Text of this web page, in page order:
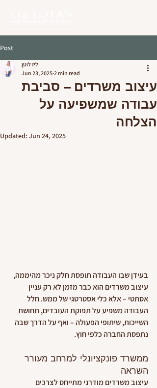
Post
עיצוב משרדים – סביבת
עבודה שמשפיעה על
הצלחה
ליז לוטן
Jun 23, 2025 2 min read
Updated: Jun 24, 2025
בעידן שבו העבודה תופסת חלק ניכר מהיממה,
עיצוב משרדים הוא כבר מזמן לא רק עניין
אסתטי – אלא כלי אסטרטגי של ממש. חלל
העבודה משפיע על תפוקת העובדים, תחושת
השייכות, שיתופי הפעולה – ואף על הדרך שבה
נתפסת החברה כלפי חוץ.
ממשרד פונקציונלי למרחב מעורר
השראה
עיצוב משרדים מודרני מתייחס לצרכים